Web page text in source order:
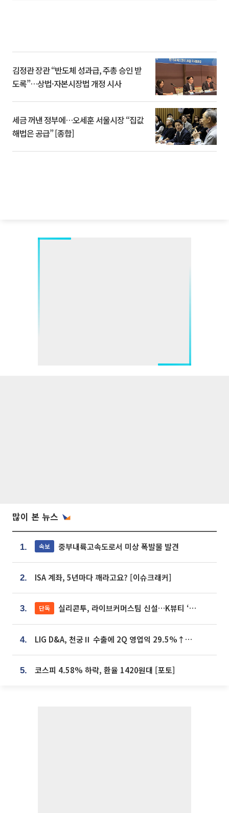
김정관 장관 “반도체 성과급, 주총 승인 받
도록”…상법·자본시장법 개정 시사
세금 꺼낸 정부에…오세훈 서울시장 “집값
해법은 공급” [종합]
많이 본 뉴스
1. 속보 중부내륙고속도로서 미상 폭발물 발견
2. ISA 계좌, 5년마다 깨라고요? [이슈크래커]
3. 단독 실리콘투, 라이브커머스팀 신설…K뷰티 ‘글로벌 판매망’ 확대[K뷰티 라방戰]
4. LIG D&A, 천궁Ⅱ 수출에 2Q 영업익 29.5%↑…수주잔고 24.6조 [종합]
5. 코스피 4.58% 하락, 환율 1420원대 [포토]